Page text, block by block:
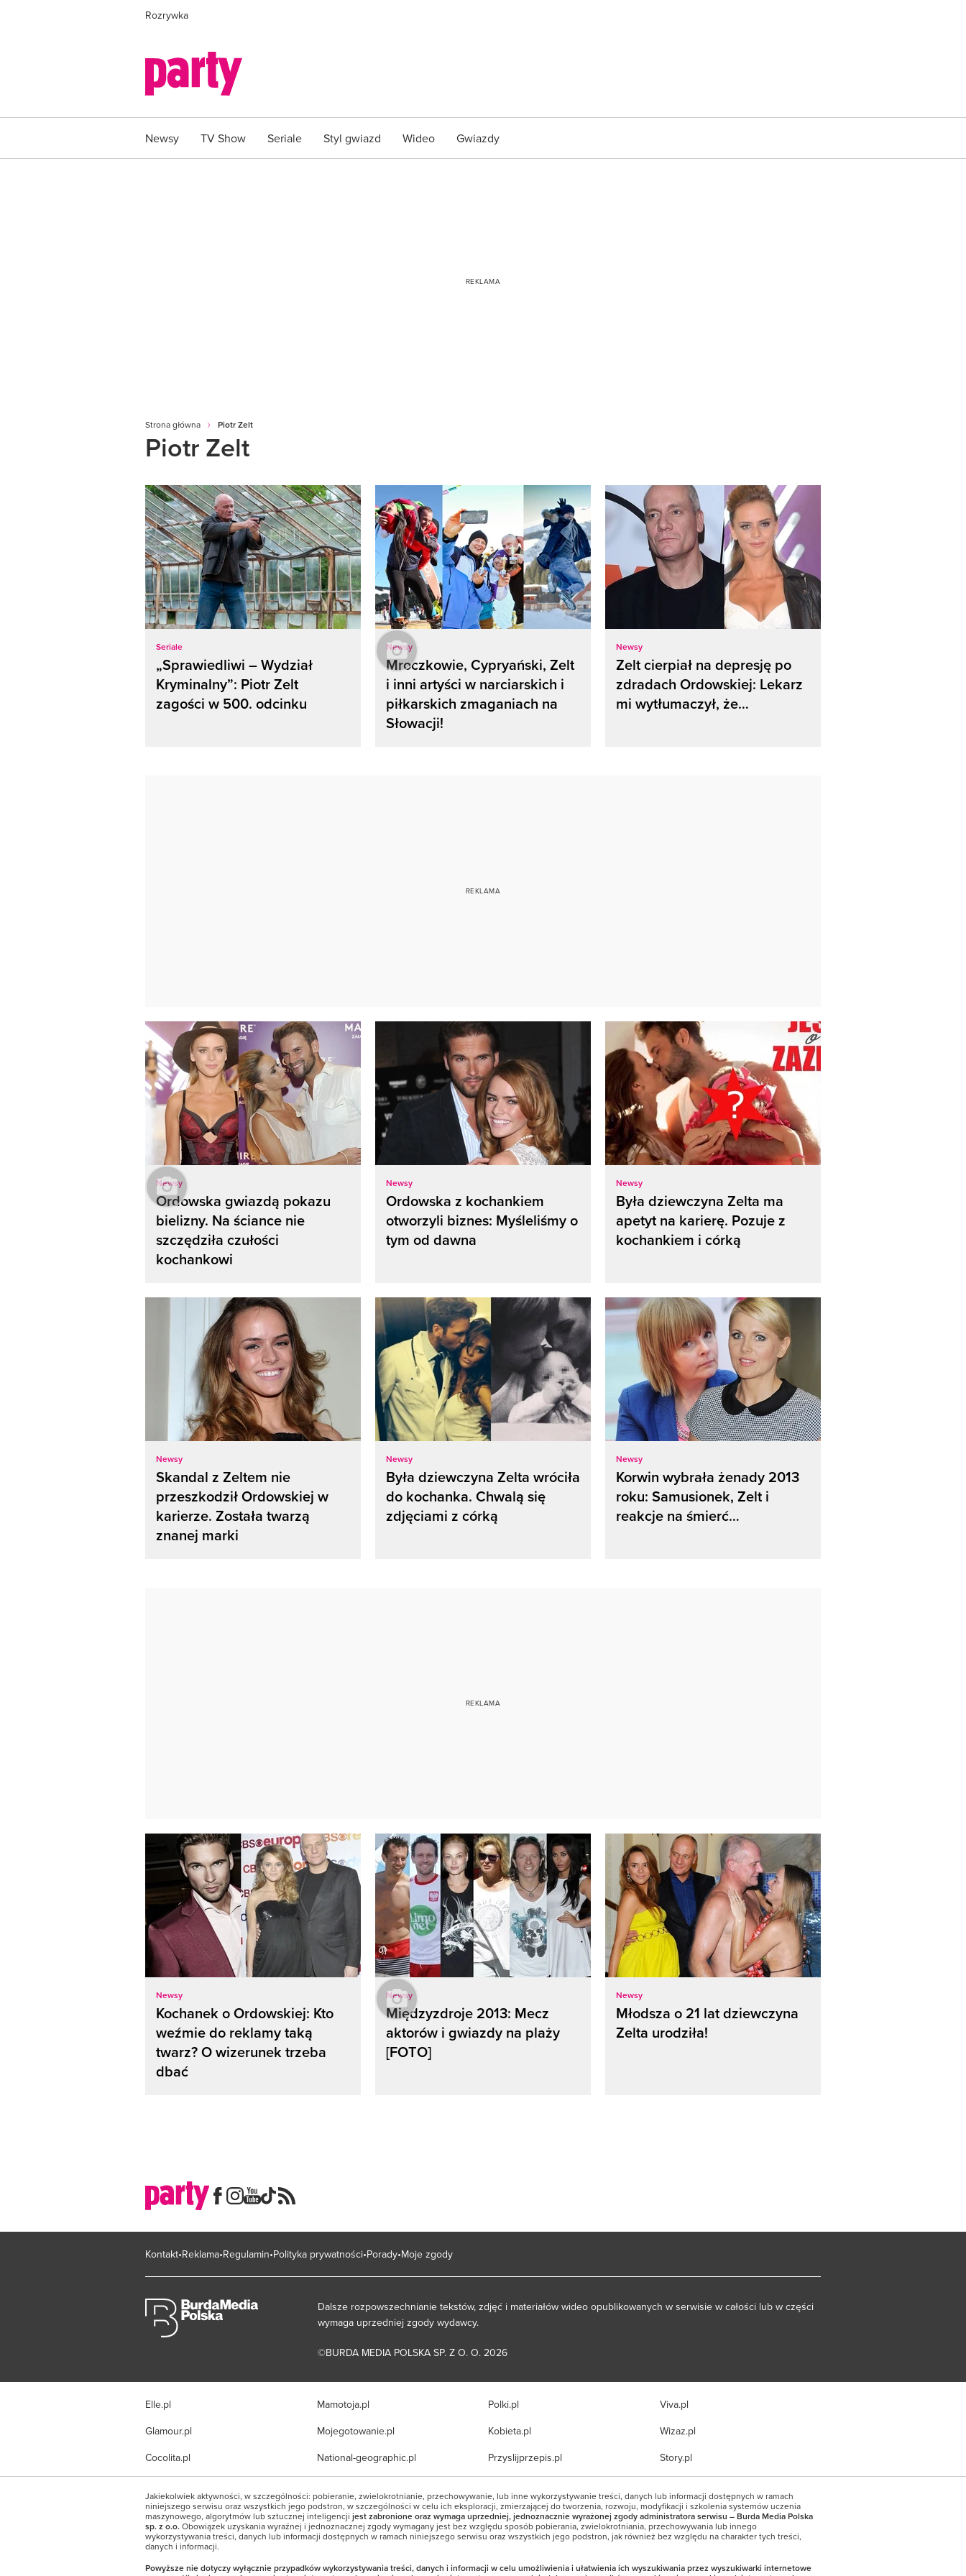
Rozrywka
Newsy TV Show Seriale Styl gwiazd Wideo Gwiazdy
Strona główna Piotr Zelt
Piotr Zelt
Seriale
„Sprawiedliwi – Wydział
Kryminalny”: Piotr Zelt
zagości w 500. odcinku
Newsy
Mroczkowie, Cypryański, Zelt
i inni artyści w narciarskich i
piłkarskich zmaganiach na
Słowacji!
Newsy
Zelt cierpiał na depresję po
zdradach Ordowskiej: Lekarz
mi wytłumaczył, że…
Newsy
Ordowska gwiazdą pokazu
bielizny. Na ściance nie
szczędziła czułości
kochankowi
Newsy
Ordowska z kochankiem
otworzyli biznes: Myśleliśmy o
tym od dawna
Newsy
Była dziewczyna Zelta ma
apetyt na karierę. Pozuje z
kochankiem i córką
Newsy
Skandal z Zeltem nie
przeszkodził Ordowskiej w
karierze. Została twarzą
znanej marki
Newsy
Była dziewczyna Zelta wróciła
do kochanka. Chwalą się
zdjęciami z córką
Newsy
Korwin wybrała żenady 2013
roku: Samusionek, Zelt i
reakcje na śmierć…
Newsy
Kochanek o Ordowskiej: Kto
weźmie do reklamy taką
twarz? O wizerunek trzeba
dbać
Newsy
Międzyzdroje 2013: Mecz
aktorów i gwiazdy na plaży
[FOTO]
Newsy
Młodsza o 21 lat dziewczyna
Zelta urodziła!
Kontakt Reklama Regulamin Polityka prywatności Porady Moje zgody
Dalsze rozpowszechnianie tekstów, zdjęć i materiałów wideo opublikowanych w serwisie w całości lub w części
wymaga uprzedniej zgody wydawcy.
©BURDA MEDIA POLSKA SP. Z O. O. 2026
Elle.pl
Glamour.pl
Cocolita.pl
Mamotoja.pl
Mojegotowanie.pl
National-geographic.pl
Polki.pl
Kobieta.pl
Przyslijprzepis.pl
Viva.pl
Wizaz.pl
Story.pl
Jakiekolwiek aktywności, w szczególności: pobieranie, zwielokrotnianie, przechowywanie, lub inne wykorzystywanie treści, danych lub informacji dostępnych w ramach
niniejszego serwisu oraz wszystkich jego podstron, w szczególności w celu ich eksploracji, zmierzającej do tworzenia, rozwoju, modyfikacji i szkolenia systemów uczenia
maszynowego, algorytmów lub sztucznej inteligencji jest zabronione oraz wymaga uprzedniej, jednoznacznie wyrażonej zgody administratora serwisu – Burda Media Polska
sp. z o.o.Obowiązek uzyskania wyraźnej i jednoznacznej zgody wymagany jest bez względu sposób pobierania, zwielokrotniania, przechowywania lub innego
wykorzystywania treści, danych lub informacji dostępnych w ramach niniejszego serwisu oraz wszystkich jego podstron, jak również bez względu na charakter tych treści,
danych i informacji.
Powyższe nie dotyczy wyłącznie przypadków wykorzystywania treści, danych i informacji w celu umożliwienia i ułatwienia ich wyszukiwania przez wyszukiwarki internetowe